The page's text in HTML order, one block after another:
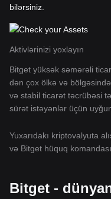
bilərsiniz.
Aktivlərinizi yoxlayın
Bitget yüksək səmərəli
dən çox ölkə və bölgəsində
və stabil ticarət təcrübəsi
sürət istəyənlər üçün
Yuxarıdakı kriptovalyuta
və Bitget hüquq
Bitget -